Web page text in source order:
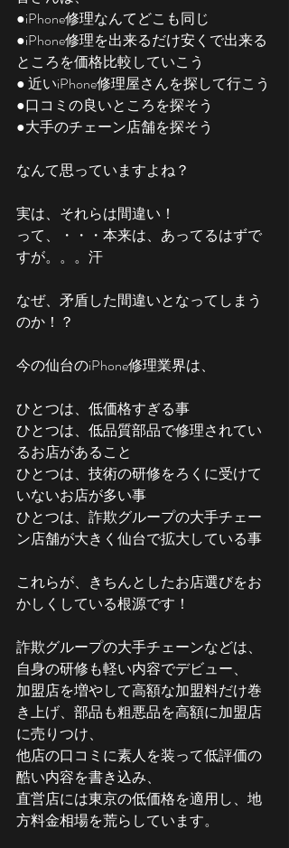
●iPhone修理なんてどこも同じ
●iPhone修理を出来るだけ安くで出来る
ところを価格比較していこう
● 近いiPhone修理屋さんを探して行こう
●口コミの良いところを探そう
●大手のチェーン店舗を探そう
なんて思っていますよね？
実は、それらは間違い！
って、・・・本来は、あってるはずで
すが。。。汗
なぜ、矛盾した間違いとなってしまう
のか！？
今の仙台のiPhone修理業界は、
ひとつは、低価格すぎる事
ひとつは、低品質部品で修理されてい
るお店があること
ひとつは、技術の研修をろくに受けて
いないお店が多い事
ひとつは、詐欺グループの大手チェー
ン店舗が大きく仙台で拡大している事
これらが、きちんとしたお店選びをお
かしくしている根源です！
詐欺グループの大手チェーンなどは、
自身の研修も軽い内容でデビュー、
加盟店を増やして高額な加盟料だけ巻
き上げ、部品も粗悪品を高額に加盟店
に売りつけ、
他店の口コミに素人を装って低評価の
酷い内容を書き込み、
直営店には東京の低価格を適用し、地
方料金相場を荒らしています。